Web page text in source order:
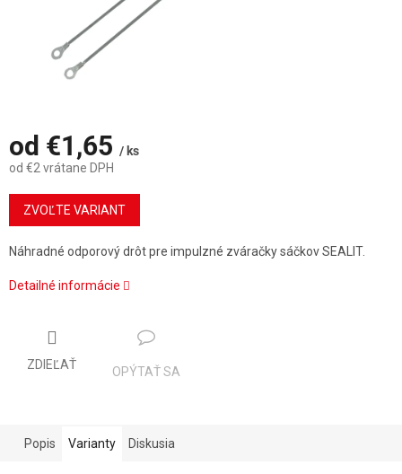
od €1,65 / ks
od €2 vrátane DPH
Jednotková
cena:
ZVOĽTE VARIANT
Náhradné odporový drôt pre impulzné zváračky sáčkov SEALIT.
Detailné informácie
ZDIEĽAŤ
OPÝTAŤ SA
Popis Varianty Diskusia